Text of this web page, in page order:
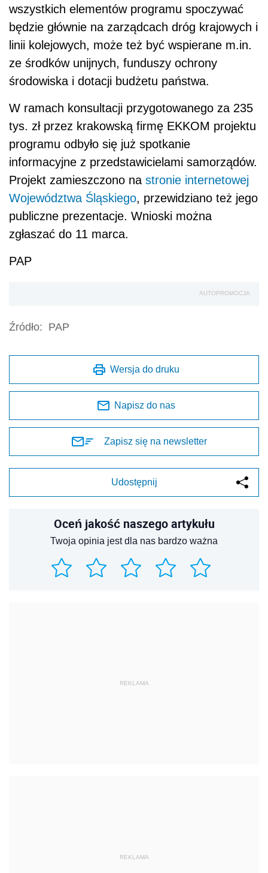
wszystkich elementów programu spoczywać
będzie głównie na zarządcach dróg krajowych i
linii kolejowych, może też być wspierane m.in.
ze środków unijnych, funduszy ochrony
środowiska i dotacji budżetu państwa.
W ramach konsultacji przygotowanego za 235
tys. zł przez krakowską firmę EKKOM projektu
programu odbyło się już spotkanie
informacyjne z przedstawicielami samorządów.
Projekt zamieszczono na stronie internetowej
Województwa Śląskiego, przewidziano też jego
publiczne prezentacje. Wnioski można
zgłaszać do 11 marca.
PAP
AUTOPROMOCJA
Źródło: PAP
Wersja do druku
Napisz do nas
Zapisz się na newsletter
Udostępnij
Oceń jakość naszego artykułu
Twoja opinia jest dla nas bardzo ważna
REKLAMA
REKLAMA